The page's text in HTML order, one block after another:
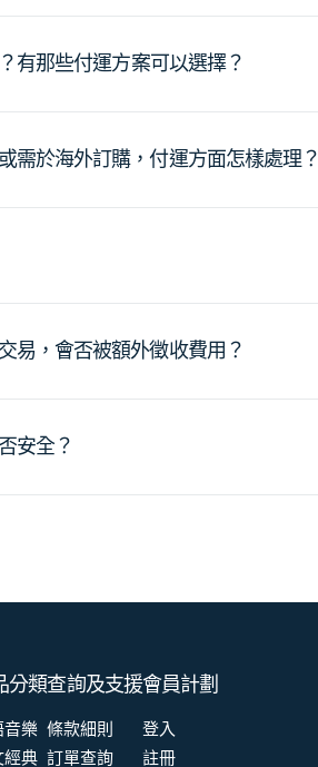
有那些付運方案可以選擇？
需於海外訂購，付運方面怎樣處理？
易，會否被額外徵收費用？
安全？
分類
音樂
經典
查詢及支援
條款細則
訂單查詢
會員計劃
登入
註冊